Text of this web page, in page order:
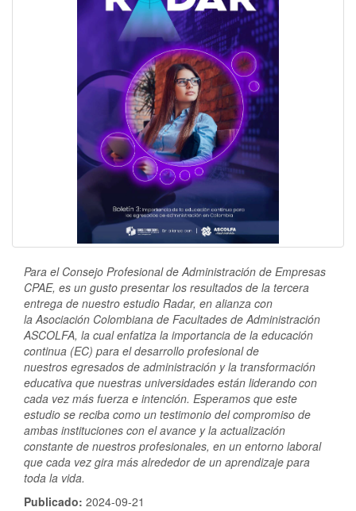
Para el Consejo Profesional de Administración de Empresas
CPAE, es un gusto presentarlos resultados de la tercera
entrega de nuestro estudio Radar, en alianza con
laAsociación Colombiana de Facultades de Administración
ASCOLFA, la cual enfatiza la importancia de la educación
continua (EC) para el desarrollo profesional de
nuestros egresados de administración y la transformación
educativa que nuestras universidades están liderando con
cada vez más fuerza e intención. Esperamos que este
estudio se reciba como un testimonio del compromiso de
ambas instituciones con el avance y la actualización
constante de nuestros profesionales, en un entorno laboral
que cada vez gira más alrededor de un aprendizaje para
toda la vida.
Publicado: 2024-09-21